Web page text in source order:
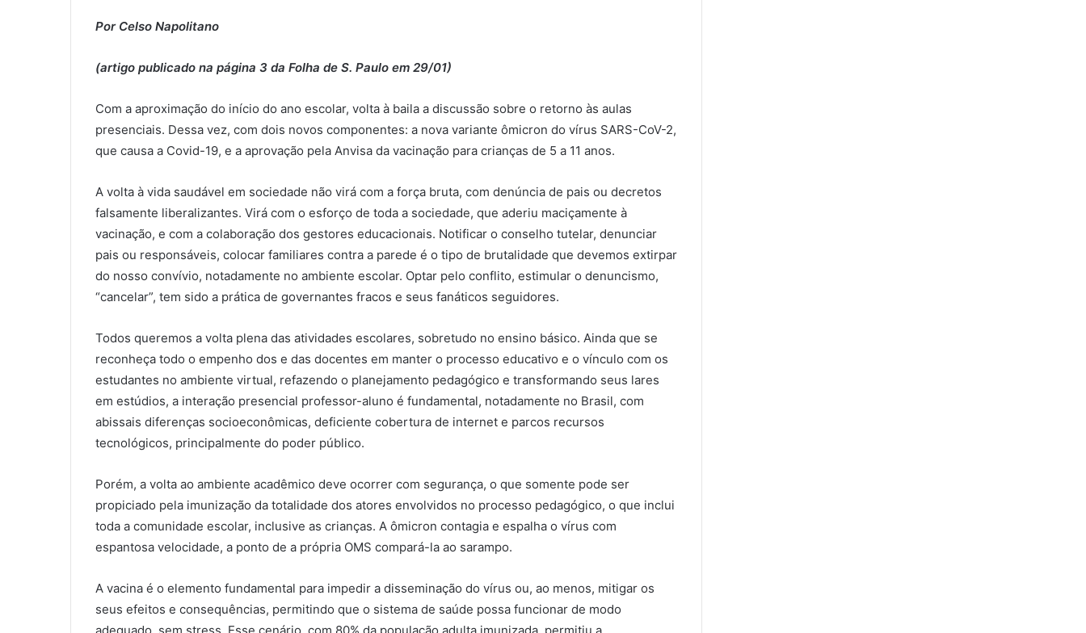
Por Celso Napolitano
(artigo publicado na página 3 da Folha de S. Paulo em 29/01)
Com a aproximação do início do ano escolar, volta à baila a discussão sobre o retorno às aulas
presenciais. Dessa vez, com dois novos componentes: a nova variante ômicron do vírus SARS-CoV-2,
que causa a Covid-19, e a aprovação pela Anvisa da vacinação para crianças de 5 a 11 anos.
A volta à vida saudável em sociedade não virá com a força bruta, com denúncia de pais ou decretos
falsamente liberalizantes. Virá com o esforço de toda a sociedade, que aderiu maciçamente à
vacinação, e com a colaboração dos gestores educacionais. Notificar o conselho tutelar, denunciar
pais ou responsáveis, colocar familiares contra a parede é o tipo de brutalidade que devemos extirpar
do nosso convívio, notadamente no ambiente escolar. Optar pelo conflito, estimular o denuncismo,
“cancelar”, tem sido a prática de governantes fracos e seus fanáticos seguidores.
Todos queremos a volta plena das atividades escolares, sobretudo no ensino básico. Ainda que se
reconheça todo o empenho dos e das docentes em manter o processo educativo e o vínculo com os
estudantes no ambiente virtual, refazendo o planejamento pedagógico e transformando seus lares
em estúdios, a interação presencial professor-aluno é fundamental, notadamente no Brasil, com
abissais diferenças socioeconômicas, deficiente cobertura de internet e parcos recursos
tecnológicos, principalmente do poder público.
Porém, a volta ao ambiente acadêmico deve ocorrer com segurança, o que somente pode ser
propiciado pela imunização da totalidade dos atores envolvidos no processo pedagógico, o que inclui
toda a comunidade escolar, inclusive as crianças. A ômicron contagia e espalha o vírus com
espantosa velocidade, a ponto de a própria OMS compará-la ao sarampo.
A vacina é o elemento fundamental para impedir a disseminação do vírus ou, ao menos, mitigar os
seus efeitos e consequências, permitindo que o sistema de saúde possa funcionar de modo